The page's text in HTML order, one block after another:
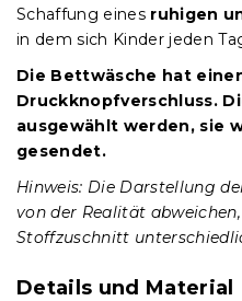
Schaffung eines ruhigen
in dem sich Kinder jeden
Die Bettwäsche hat
Druckknopfverschluss.
ausgewählt werden, sie
gesendet.
Hinweis: Die Darstellung
von der Realität
Stoffzuschnitt
Details und Material